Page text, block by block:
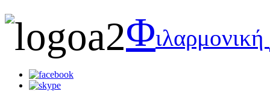
Φιλαρμονική